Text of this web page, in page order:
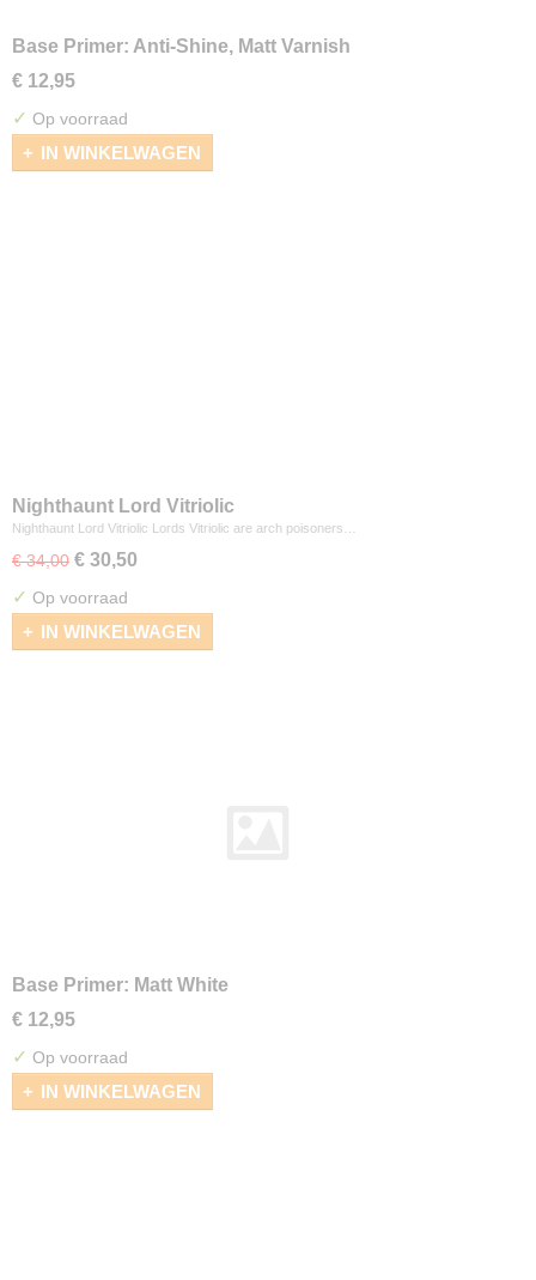
Base Primer: Anti-Shine, Matt Varnish
€ 12,95
✓ Op voorraad
IN WINKELWAGEN
Nighthaunt Lord Vitriolic
Nighthaunt Lord Vitriolic Lords Vitriolic are arch poisoners…
€ 34,00 € 30,50
✓ Op voorraad
IN WINKELWAGEN
Base Primer: Matt White
€ 12,95
✓ Op voorraad
IN WINKELWAGEN